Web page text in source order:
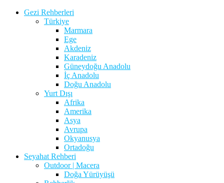
Gezi Rehberleri
Türkiye
Marmara
Ege
Akdeniz
Karadeniz
Güneydoğu Anadolu
İç Anadolu
Doğu Anadolu
Yurt Dışı
Afrika
Amerika
Asya
Avrupa
Okyanusya
Ortadoğu
Seyahat Rehberi
Outdoor | Macera
Doğa Yürüyüşü